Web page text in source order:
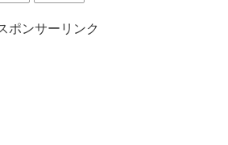
ポンサーリンク